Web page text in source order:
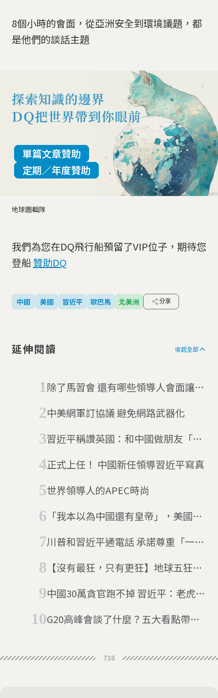
8個小時的會面，從亞洲安全到環境議題，都
是他們的談話主題
地球圖輯隊
單篇文章贊助
定期／年度贊助
我們為您在DQ飛行船預留了VIP位子，期待您
登船贊助DQ
中國 美國 習近平 歐巴馬 北美洲 分享
延伸閱讀 收起全部
除了馬習會 還有哪些領導人會面讓歐
中美網軍訂協議 避免網路武器化
習近平稱讚英國：和中國做朋友「有
正式上任！ 中國新任領導習近平寫真
世界領導人的APEC時尚
「我本以為中國還有皇帝」，美國中
川普和習近平通電話 承諾尊重「一中
【沒有最狂，只有更狂】地球五狂特
中國30萬貪官跑不掉 習近平：老虎蒼
G20高峰會談了什麼？五大看點帶你
738